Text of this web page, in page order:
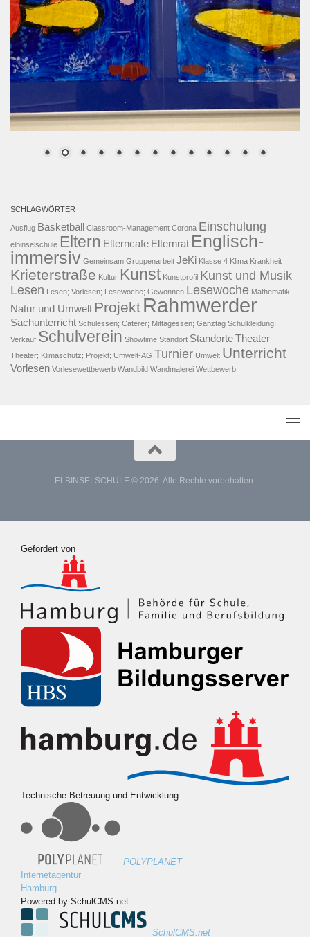
SCHLAGWÖRTER
Ausflug Basketball Classroom-Management Corona Einschulung
elbinselschule Eltern Elterncafe Elternrat Englisch-
immersiv Gemeinsam Gruppenarbeit JeKi Klasse 4 Klima Krankheit
Krieterstraße Kultur Kunst Kunstprofil Kunst und Musik
Lesen Lesen; Vorlesen; Lesewoche; Gewonnen Lesewoche Mathematik
Natur und Umwelt Projekt Rahmwerder
Sachunterricht Schulessen; Caterer; Mittagessen; Ganztag Schulkleidung;
Verkauf Schulverein Showtime Standort StandorteTheater
Theater; Klimaschutz; Projekt; Umwelt-AG Turnier Umwelt Unterricht
Vorlesen Vorlesewettbewerb Wandbild Wandmalerei Wettbewerb
ELBINSELSCHULE © 2026. Alle Rechte vorbehalten.
Gefördert von
Technische Betreuung und Entwicklung
POLYPLANET
Internetagentur
Hamburg
Powered by SchulCMS.net
SchulCMS.net